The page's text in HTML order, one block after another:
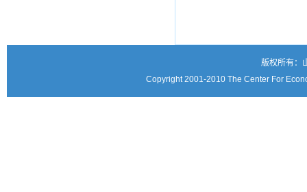
版权所有：
Copyright 2001-2010 The Center For